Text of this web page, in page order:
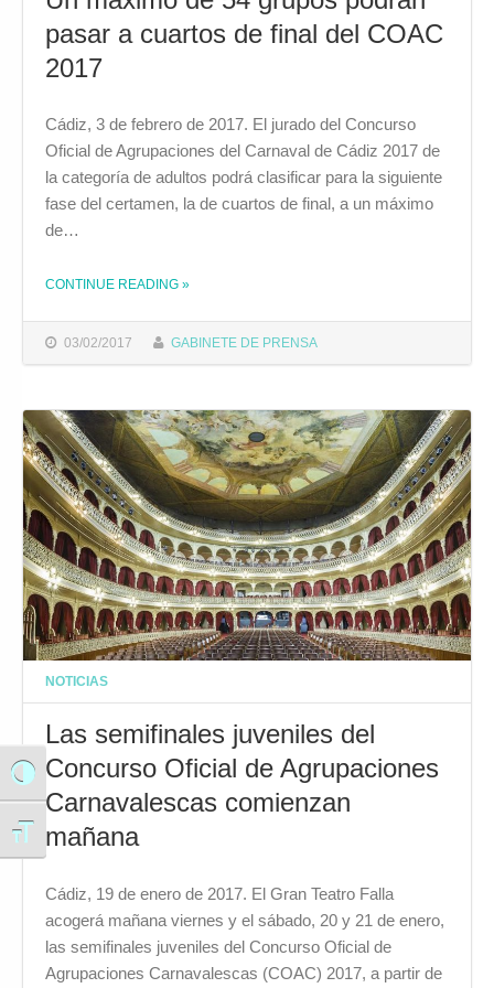
Alternar alto contraste
Alternar tamaño de letra
pasar a cuartos de final del COAC
2017
03/02/2017 GABINETE DE PRENSA
Cádiz, 3 de febrero de 2017. El jurado del Concurso
Oficial de Agrupaciones del Carnaval de Cádiz 2017 de
la categoría de adultos podrá clasificar para la siguiente
fase del certamen, la de cuartos de final, a un máximo
de…
CONTINUE READING THE "UN MÁXIMO DE 54 GRUPOS PODRÁN PASAR A CUARTOS DE FINAL DEL COAC 2017"
»
NOTICIAS
Las semifinales juveniles del
Concurso Oficial de Agrupaciones
Carnavalescas comienzan
mañana
Cádiz, 19 de enero de 2017. El Gran Teatro Falla
acogerá mañana viernes y el sábado, 20 y 21 de enero,
las semifinales juveniles del Concurso Oficial de
Agrupaciones Carnavalescas (COAC) 2017, a partir de